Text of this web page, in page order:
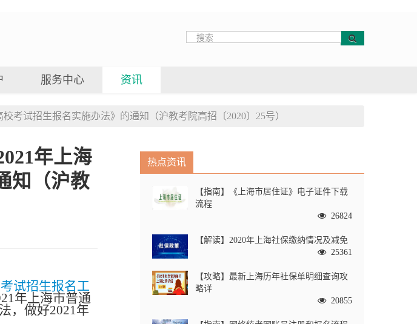
服务中心 资讯
考试招生报名实施办法》的通知（沪教考院高招〔2020〕25号）
年上海
知（沪教
试招生报名工
年上海市普通
，做好2021年
热点资讯
【指南】《上海市居住证》电子证件下载
流程
26824
【解读】2020年上海社保缴纳情况及减免
25361
【攻略】最新上海历年社保单明细查询攻
略详
20855